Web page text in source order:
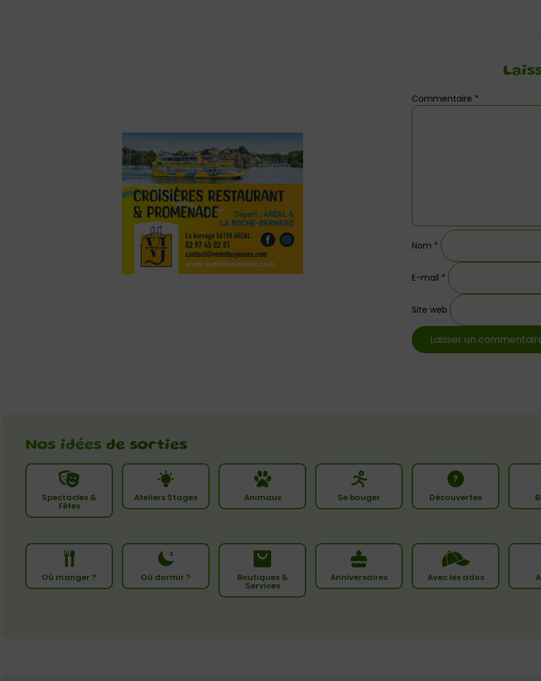
Commentaire *
Nom *
E-mail *
Site web
Nos idées de sorties
Spectacles &
Fêtes
Ateliers Stages Animaux Se bouger Découvertes
Où manger ? Où dormir ? Boutiques &
Services
Anniversaires Avec les ados